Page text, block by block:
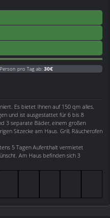
Person pro Tag ab: 30€
Es bietet Ihnen auf 150 qm alles,
und ist ausgestattet für 6 bis 8
3 separate Bäder, einem großen
Sitzecke am Haus. Grill, Räucherofen
5 Tagen Aufenthalt vermietet
Am Haus befinden sich 3